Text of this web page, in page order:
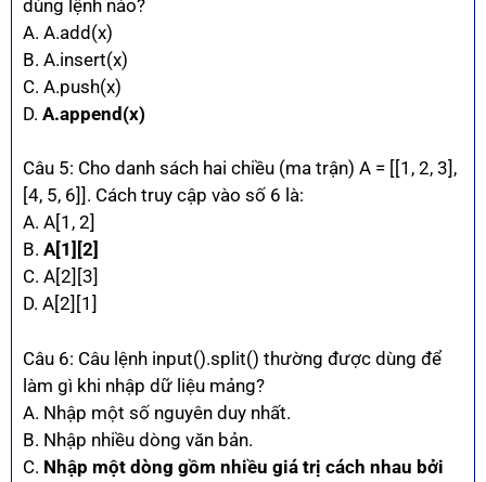
dùng lệnh nào?
A. A.add(x)
B. A.insert(x)
C. A.push(x)
D. A.append(x)
Câu 5: Cho danh sách hai chiều (ma trận) A = [[1, 2, 3],
[4, 5, 6]]. Cách truy cập vào số 6 là:
A. A[1, 2]
B. A[1][2]
C. A[2][3]
D. A[2][1]
Câu 6: Câu lệnh input().split() thường được dùng để
làm gì khi nhập dữ liệu mảng?
A. Nhập một số nguyên duy nhất.
B. Nhập nhiều dòng văn bản.
C. Nhập một dòng gồm nhiều giá trị cách nhau bởi